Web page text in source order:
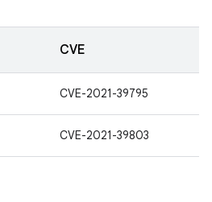
CVE
CVE-2021-39795
CVE-2021-39803